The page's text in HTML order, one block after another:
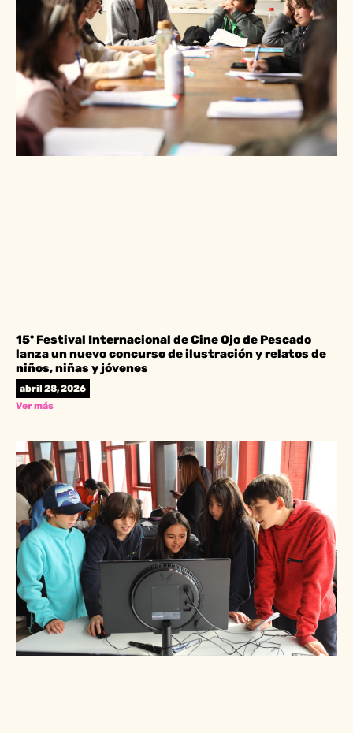
15º Festival Internacional de Cine Ojo de Pescado
lanza un nuevo concurso de ilustración y relatos de
niños, niñas y jóvenes
abril 28, 2026
Ver más